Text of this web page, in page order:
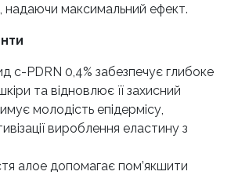
надаючи максимальний ефект.
c-PDRN 0,4% забезпечує глибоке
та відновлює її захисний
молодість епідермісу,
вироблення еластину з
алое допомагає пом’якшити